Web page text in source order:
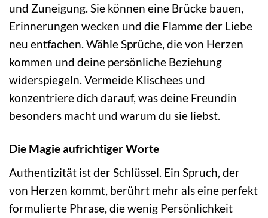
und Zuneigung. Sie können eine Brücke bauen,
Erinnerungen wecken und die Flamme der Liebe
neu entfachen. Wähle Sprüche, die von Herzen
kommen und deine persönliche Beziehung
widerspiegeln. Vermeide Klischees und
konzentriere dich darauf, was deine Freundin
besonders macht und warum du sie liebst.
Die Magie aufrichtiger Worte
Authentizität ist der Schlüssel. Ein Spruch, der
von Herzen kommt, berührt mehr als eine perfekt
formulierte Phrase, die wenig Persönlichkeit